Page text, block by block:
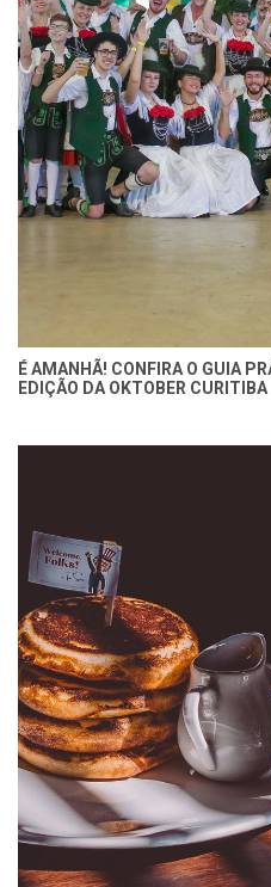
É AMANHÃ! CONFIRA O GUIA
EDIÇÃO DA OKTOBER CURITIBA